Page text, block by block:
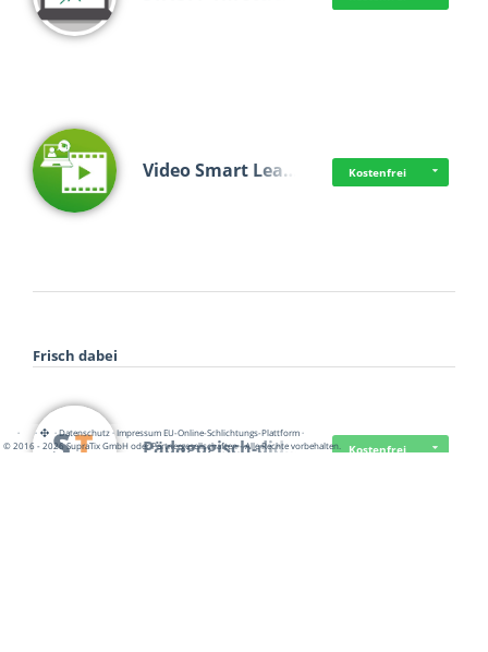
Video Smart Lea… Kostenfrei
Frisch dabei
Pädagogisch-did… Kostenfrei
· · ·Datenschutz·Impressum EU-Online-Schlichtungs-Plattform·
© 2016 - 2026 SupraTix GmbH oder Partnergesellschaften - Alle Rechte vorbehalten.